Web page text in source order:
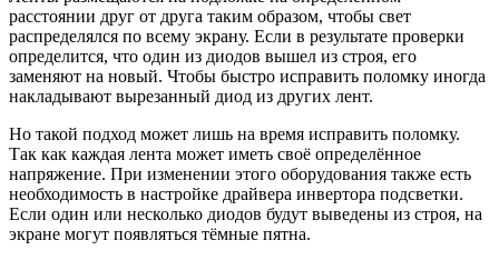
расстоянии друг от друга таким образом, чтобы свет
распределялся по всему экрану. Если в результате проверки
определится, что один из диодов вышел из строя, его
заменяют на новый. Чтобы быстро исправить поломку иногда
накладывают вырезанный диод из других лент.
Но такой подход может лишь на время исправить поломку.
Так как каждая лента может иметь своё определённое
напряжение. При изменении этого оборудования также есть
необходимость в настройке драйвера инвертора подсветки.
Если один или несколько диодов будут выведены из строя, на
экране могут появляться тёмные пятна.